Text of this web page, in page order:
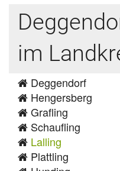
im
Deggendorf
Hengersberg
Grafling
Schaufling
Lalling
Plattling